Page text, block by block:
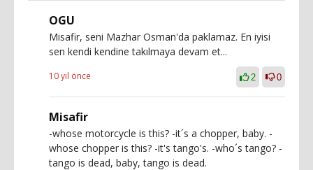
OGU
Misafir, seni Mazhar Osman'da paklamaz. En iyisi
sen kendi kendine takılmaya devam et...
10 yıl önce 2 0
Misafir
-whose motorcycle is this? -it´s a chopper, baby. -
whose chopper is this? -it's tango's. -who´s tango? -
tango is dead, baby, tango is dead.